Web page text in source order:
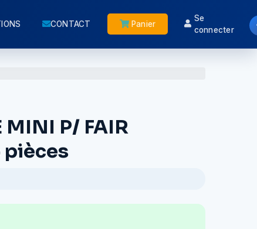
CONTACT Panier
Se
connecter
MINI P/ FAIR
pièces